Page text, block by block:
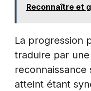
Reconnaître et
La progression
traduire par
atteint étant